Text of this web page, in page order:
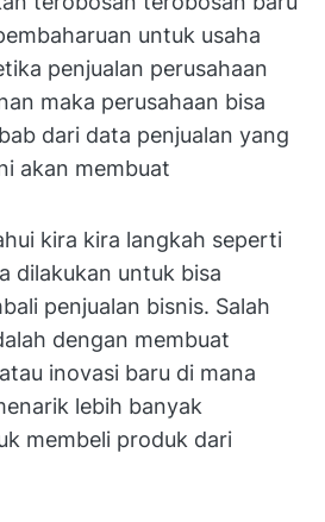
untuk usaha
penjualan perusahaan
maka perusahaan bisa
dari data penjualan yang
akan membuat
kira kira langkah seperti
dilakukan untuk bisa
penjualan bisnis. Salah
dengan membuat
inovasi baru di mana
lebih banyak
membeli produk dari